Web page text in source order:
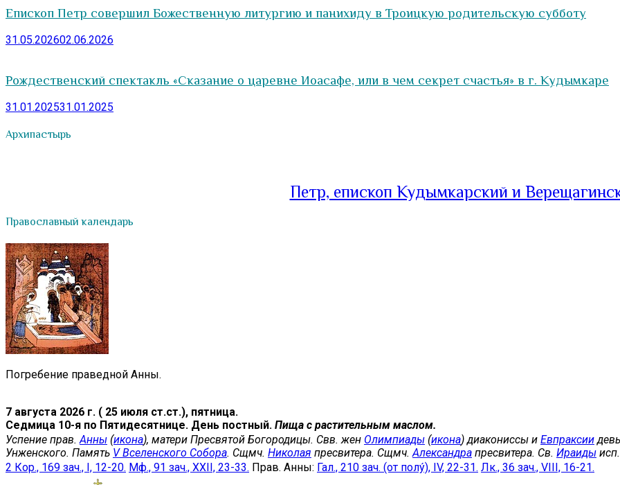
Епископ Петр совершил Божественную литургию и панихиду в Троицкую родительскую субботу
31.05.202602.06.2026
Рождественский спектакль «Сказание о царевне Иоасафе, или в чем секрет счастья» в г. Кудымкаре
31.01.202531.01.2025
Архипастырь
Петр, епископ Кудымкарский и
Православный календарь
Погребение праведной Анны.
7 августа 2026 г. ( 25 июля ст.ст.), пятница.
Седмица 10-я по Пятидесятнице. День постный. Пища с растительным маслом.
Успение прав. Анны (икона), матери Пресвятой Богородицы. Свв. жен Олимпиады (икона) диакониссы и Евпраксии
Унженского. Память V Вселенского Собора. Сщмч. Николая пресвитера. Сщмч. Александра пресвитера. Св. Ираиды исп.
2 Кор., 169 зач., I, 12-20. Мф., 91 зач., XXII, 23-33. Прав. Анны: Гал., 210 зач. (от полу́), IV, 22-31. Лк., 36 зач., VIII, 16-21.